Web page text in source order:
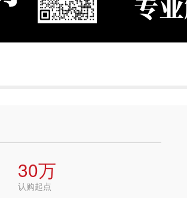
30万
认购起点